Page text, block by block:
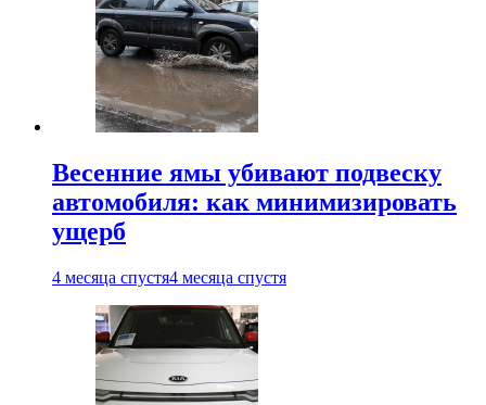
Весенние ямы убивают подвеску
автомобиля: как минимизировать
ущерб
4 месяца спустя4 месяца спустя